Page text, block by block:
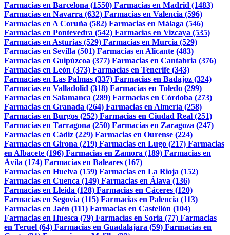
Farmacias en Barcelona (1550) Farmacias en Madrid (1483)
Farmacias en Navarra (632) Farmacias en Valencia (596)
Farmacias en A Coruña (582) Farmacias en Málaga (546)
Farmacias en Pontevedra (542) Farmacias en Vizcaya (535)
Farmacias en Asturias (529) Farmacias en Murcia (529)
Farmacias en Sevilla (501) Farmacias en Alicante (483)
Farmacias en Guipúzcoa (377) Farmacias en Cantabria (376)
Farmacias en León (373) Farmacias en Tenerife (343)
Farmacias en Las Palmas (337) Farmacias en Badajoz (324)
Farmacias en Valladolid (318) Farmacias en Toledo (299)
Farmacias en Salamanca (289) Farmacias en Córdoba (273)
Farmacias en Granada (264) Farmacias en Almería (258)
Farmacias en Burgos (252) Farmacias en Ciudad Real (251)
Farmacias en Tarragona (250) Farmacias en Zaragoza (247)
Farmacias en Cádiz (229) Farmacias en Ourense (224)
Farmacias en Girona (219) Farmacias en Lugo (217) Farmacias
en Albacete (196) Farmacias en Zamora (189) Farmacias en
Ávila (174) Farmacias en Baleares (167)
Farmacias en Huelva (159) Farmacias en La Rioja (152)
Farmacias en Cuenca (149) Farmacias en Álava (136)
Farmacias en Lleida (128) Farmacias en Cáceres (120)
Farmacias en Segovia (115) Farmacias en Palencia (113)
Farmacias en Jaén (111) Farmacias en Castellón (104)
Farmacias en Huesca (79) Farmacias en Soria (77) Farmacias
en Teruel (64) Farmacias en Guadalajara (59) Farmacias en